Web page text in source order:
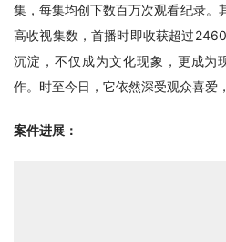
集，每集均创下数百万次观看纪录。
高收视集数，首播时即收获超过
沉淀，不仅成为文化现象，更成为
作。时至今日，它依然深受观众喜爱
案件进展：